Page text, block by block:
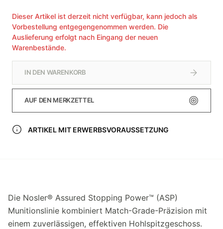
Dieser Artikel ist derzeit nicht verfügbar, kann jedoch als
Vorbestellung entgegengenommen werden. Die
Auslieferung erfolgt nach Eingang der neuen
Warenbestände.
IN DEN WARENKORB
AUF DEN MERKZETTEL
ARTIKEL MIT ERWERBSVORAUSSETZUNG
Die Nosler® Assured Stopping Power™ (ASP)
Munitionslinie kombiniert Match-Grade-Präzision mit
einem zuverlässigen, effektiven Hohlspitzgeschoss.